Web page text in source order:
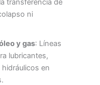
ni
y gas: Líneas
lubricantes,
en